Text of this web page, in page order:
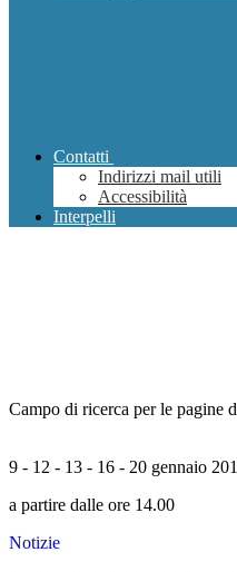
Contatti
Indirizzi mail utili
Accessibilità
Interpelli
Campo di ricerca per le pagine
9 - 12 - 13 - 16 - 20 gennaio
a partire dalle ore 14.00
Notizie